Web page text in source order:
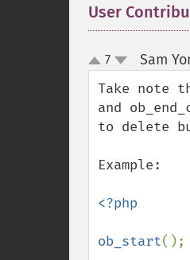
User
up
down
7 Sam
Take note
and
to delete
Example:
<?php
ob_start();